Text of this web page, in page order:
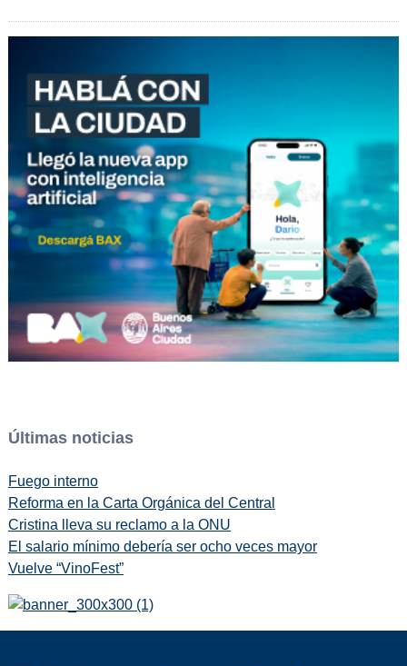
Últimas noticias
Fuego interno
Reforma en la Carta Orgánica del Central
Cristina lleva su reclamo a la ONU
El salario mínimo debería ser ocho veces mayor
Vuelve “VinoFest”